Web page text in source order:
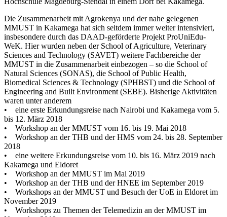
Die Zusammenarbeit mit Agrokenya und der nahe gelegenen
MMUST in Kakamega hat sich seitdem immer weiter intensiviert,
insbesondere durch das DAAD-geförderte Projekt ProUniEdu-
WeK. Hier wurden neben der School of Agriculture, Veterinary
Sciences and Technology (SAVET) weitere Fachbereiche der
MMUST in die Zusammenarbeit einbezogen – so die School of
Natural Sciences (SONAS), die School of Public Health,
Biomedical Sciences & Technology (SPHBST) und die School of
Engineering and Built Environment (SEBE). Bisherige Aktivitäten
waren unter anderem
• eine erste Erkundungsreise nach Nairobi und Kakamega vom 5.
bis 12. März 2018
• Workshop an der MMUST vom 16. bis 19. Mai 2018
• Workshop an der THB und der HMS vom 24. bis 28. September
2018
• eine weitere Erkundungsreise vom 10. bis 16. März 2019 nach
Kakamega und Eldoret
• Workshop an der MMUST im Mai 2019
• Workshop an der THB und der HNEE im September 2019
• Workshops an der MMUST und Besuch der UoE in Eldoret im
November 2019
• Workshops zu Themen der Telemedizin an der MMUST im